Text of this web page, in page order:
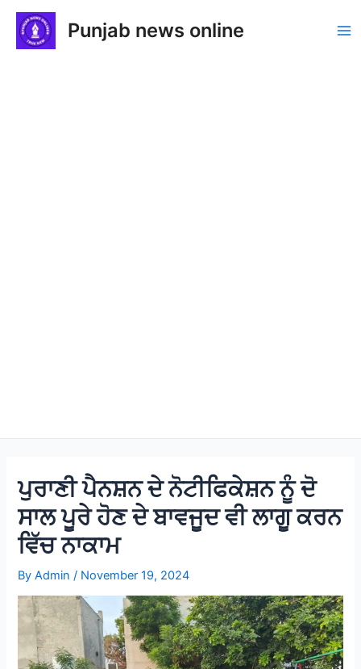
Skip
content
Punjab news online
ਪੁਰਾਣੀ ਪੈਨਸ਼ਨ ਦੇ ਨੋਟੀਫਿਕੇਸ਼ਨ ਨੂੰ ਦੋ
ਸਾਲ ਪੂਰੇ ਹੋਣ ਦੇ ਬਾਵਜੂਦ ਵੀ ਲਾਗੂ ਕਰਨ
ਵਿੱਚ ਨਾਕਾਮ
ByAdmin/ November 19, 2024